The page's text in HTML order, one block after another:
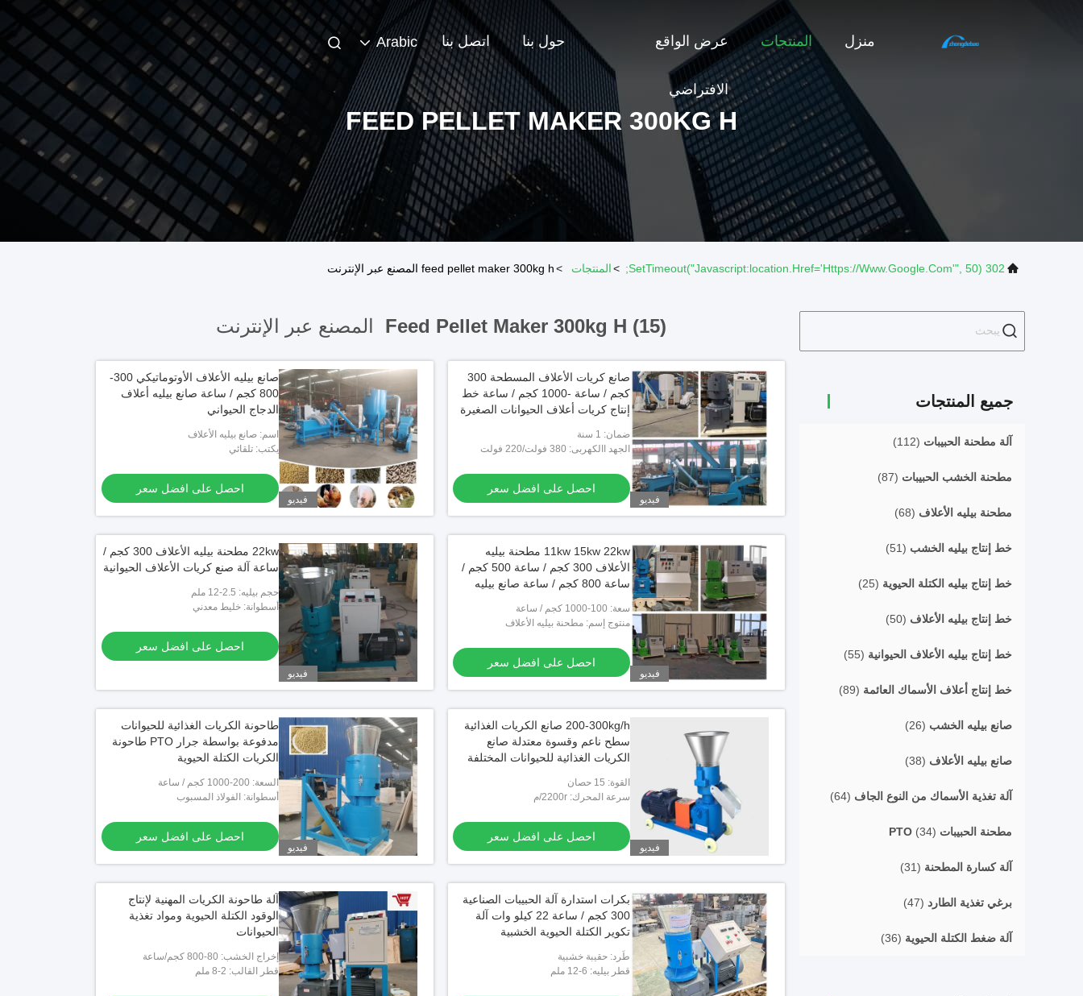
منزل المنتجات عرض الواقع
الافتراضي
حول بنا اتصل بنا Arabic
FEED PELLET MAKER 300KG H
302 SetTimeout("javascript:location.href='https://www.google.com'", 50);
>المنتجات >feed pellet maker 300kg h المصنع عبر الإنترنت
جميع المنتجات
آلة مطحنة الحبيبات (112)
مطحنة الخشب الحبيبات (87)
مطحنة بيليه الأعلاف (68)
خط إنتاج بيليه الخشب (51)
خط إنتاج بيليه الكتلة الحيوية (25)
خط إنتاج بيليه الأعلاف (50)
خط إنتاج بيليه الأعلاف الحيوانية (55)
خط إنتاج أعلاف الأسماك العائمة (89)
صانع بيليه الخشب (26)
صانع بيليه الأعلاف (38)
آلة تغذية الأسماك من النوع الجاف (64)
مطحنة الحبيبات PTO (34)
آلة كسارة المطحنة (31)
برغي تغذية الطارد (47)
آلة ضغط الكتلة الحيوية (36)
Feed Pellet Maker 300kg H (15) المصنع عبر الإنترنت
فيديو
صانع كريات الأعلاف المسطحة 300
كجم / ساعة -1000 كجم / ساعة خط
إنتاج كريات أعلاف الحيوانات الصغيرة
ضمان: 1 سنة
الجهد االكهربى: 380 فولت/220 فولت
احصل على افضل سعر
فيديو
صانع بيليه الأعلاف الأوتوماتيكي 300-
800 كجم / ساعة صانع بيليه أعلاف
الدجاج الحيواني
اسم: صانع بيليه الأعلاف
يكتب: تلقائي
احصل على افضل سعر
فيديو
11kw 15kw 22kw مطحنة بيليه
الأعلاف 300 كجم / ساعة 500 كجم /
ساعة 800 كجم / ساعة صانع بيليه
سعة: 100-1000 كجم / ساعة
منتوج إسم: مطحنة بيليه الأعلاف
احصل على افضل سعر
فيديو
22kw مطحنة بيليه الأعلاف 300 كجم /
ساعة آلة صنع كريات الأعلاف الحيوانية
حجم بيليه: 2.5-12 ملم
أسطوانة: خليط معدني
احصل على افضل سعر
فيديو
200-300kg/h صانع الكريات الغذائية
سطح ناعم وقسوة معتدلة صانع
الكريات الغذائية للحيوانات المختلفة
القوة: 15 حصان
سرعة المحرك: 2200r/م
احصل على افضل سعر
فيديو
طاحونة الكريات الغذائية للحيوانات
مدفوعة بواسطة جرار PTO طاحونة
الكريات الكتلة الحيوية
السعة: 200-1000 كجم / ساعة
أسطوانة: الفولاذ المسبوب
احصل على افضل سعر
بكرات استدارة آلة الحبيبات الصناعية
300 كجم / ساعة 22 كيلو وات آلة
تكوير الكتلة الحيوية الخشبية
طَرد: حقيبة خشبية
قطر بيليه: 6-12 ملم
آلة طاحونة الكريات المهنية لإنتاج
الوقود الكتلة الحيوية ومواد تغذية
الحيوانات
إخراج الخشب: 80-800 كجم/ساعة
قطر القالب: 2-8 ملم